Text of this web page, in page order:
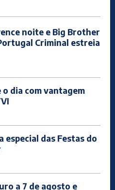
noite e Big Brother
Criminal estreia
o dia com vantagem
das Festas do
a 7 de agosto e